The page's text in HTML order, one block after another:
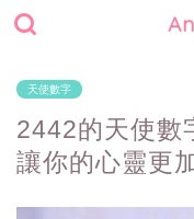
天使數字
2442的天使數
讓你的心靈更